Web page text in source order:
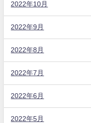
2022年10月
2022年9月
2022年8月
2022年7月
2022年6月
2022年5月